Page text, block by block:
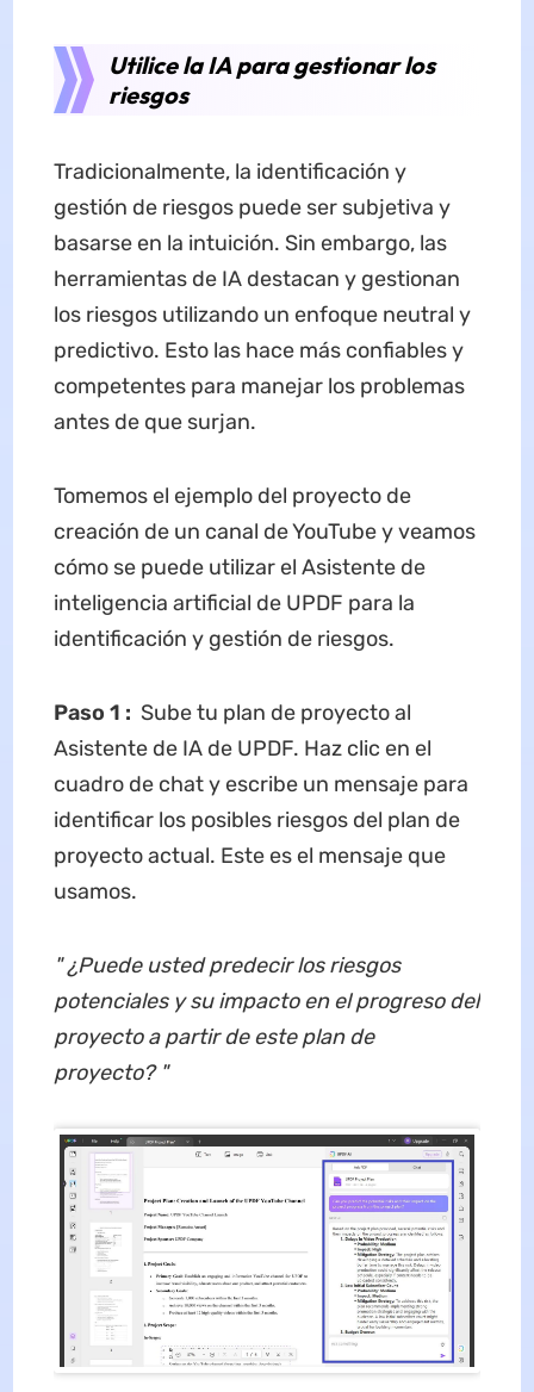
Utilice la IA para gestionar los
riesgos
Tradicionalmente, la identificación y
gestión de riesgos puede ser subjetiva y
basarse en la intuición. Sin embargo, las
herramientas de IA destacan y gestionan
los riesgos utilizando un enfoque neutral y
predictivo. Esto las hace más confiables y
competentes para manejar los problemas
antes de que surjan.
Tomemos el ejemplo del proyecto de
creación de un canal de YouTube y veamos
cómo se puede utilizar el Asistente de
inteligencia artificial de UPDF para la
identificación y gestión de riesgos.
Paso 1 : Sube tu plan de proyecto al
Asistente de IA de UPDF. Haz clic en el
cuadro de chat y escribe un mensaje para
identificar los posibles riesgos del plan de
proyecto actual. Este es el mensaje que
usamos.
"¿Puede usted predecir los riesgos
potenciales y su impacto en el progreso del
proyecto a partir de este plan de
proyecto? "